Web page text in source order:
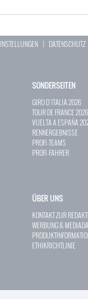
| DATENSCHUTZ
SONDERSEITEN
GIRO D`ITALIA 2026
TOUR DE FRANCE 2026
VUELTA A ESPAÑA
RENNERGEBNISSE
PROFI-TEAMS
PROFI-FAHRER
ÜBER UNS
KONTAKT ZUR
WERBUNG &
ETHIKRICHTLINIE